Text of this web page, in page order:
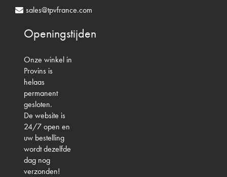
sales@tpvfrance.com
Openingstijden
Onze winkel in
Provins is
helaas
permanent
gesloten.
De website is
24/7 open en
uw bestelling
wordt dezelfde
dag nog
verzonden!